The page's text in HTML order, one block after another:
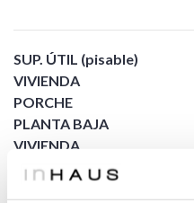
SUP. ÚTIL (pisable)
VIVIENDA
PORCHE
PLANTA BAJA
VIVIENDA
recibidor